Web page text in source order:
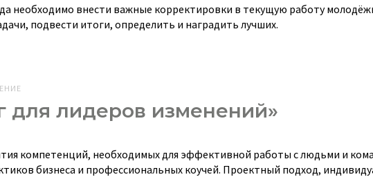
необходимо внести важные корректировки в текущую работу
подвести итоги, определить и наградить лучших.
для лидеров изменений»
компетенций, необходимых для эффективной работы с людьми и
бизнеса и профессиональных коучей. Проектный подход,